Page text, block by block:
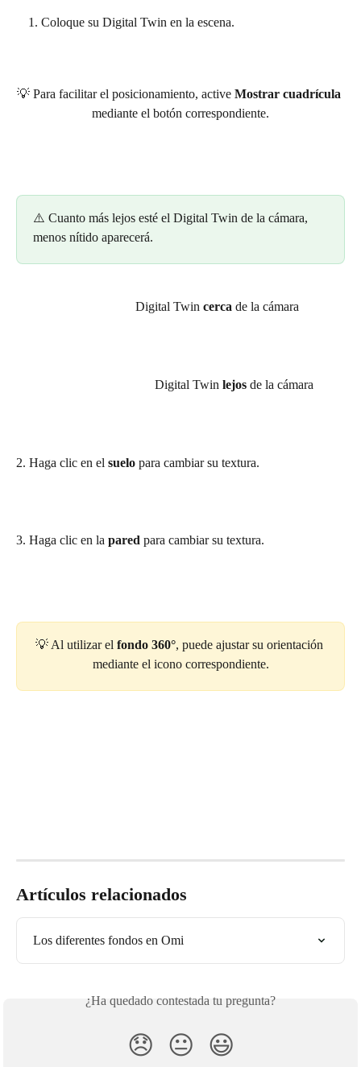
Coloque su Digital Twin en la escena.
💡 Para facilitar el posicionamiento, active Mostrar cuadrícula
mediante el botón correspondiente.
⚠️ Cuanto más lejos esté el Digital Twin de la cámara,
menos nítido aparecerá.
                                     Digital Twin
cerca de la cámara
                                           Digital Twin
lejos de la cámara
2. Haga clic en el suelo para cambiar su textura.
3. Haga clic en la pared para cambiar su textura.
💡 Al utilizar el fondo 360°, puede ajustar su orientación
mediante el icono correspondiente.
Artículos relacionados
Los diferentes fondos en Omi
¿Ha quedado contestada tu pregunta?
😞 😐 😃